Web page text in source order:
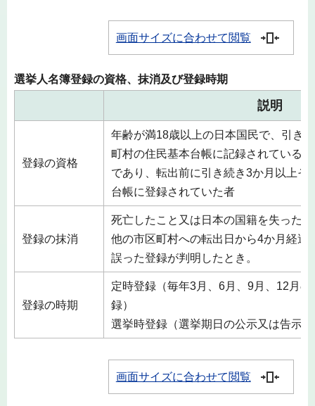
画面サイズに合わせて閲覧
選挙人名簿登録の資格、抹消及び登録時期
説明
登録の資格
年齢が満18歳以上の日本国民で、引き
町村の住民基本台帳に記録されている
であり、転出前に引き続き3か月以上そ
台帳に登録されていた者
登録の抹消
死亡したこと又は日本の国籍を失った
他の市区町村への転出日から4か月経過
誤った登録が判明したとき。
登録の時期
定時登録（毎年3月、6月、9月、12月
録）
選挙時登録（選挙期日の公示又は告示
画面サイズに合わせて閲覧